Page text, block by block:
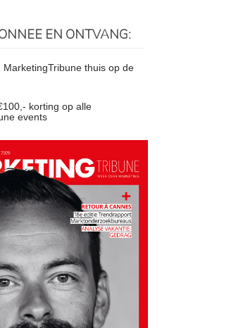
EN ONTVANG:
thuis op de
korting op alle
events